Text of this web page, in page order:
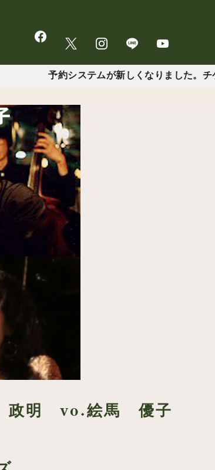
予約システムが新しくなりました。
政明 vo.絵馬 優子